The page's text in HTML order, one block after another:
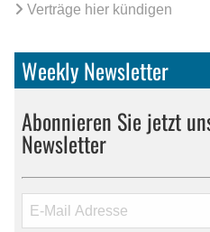
Verträge hier kündigen
Weekly Newsletter
Abonnieren Sie jetzt
Newsletter